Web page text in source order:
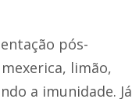
pós-
limão,
a imunidade. Já